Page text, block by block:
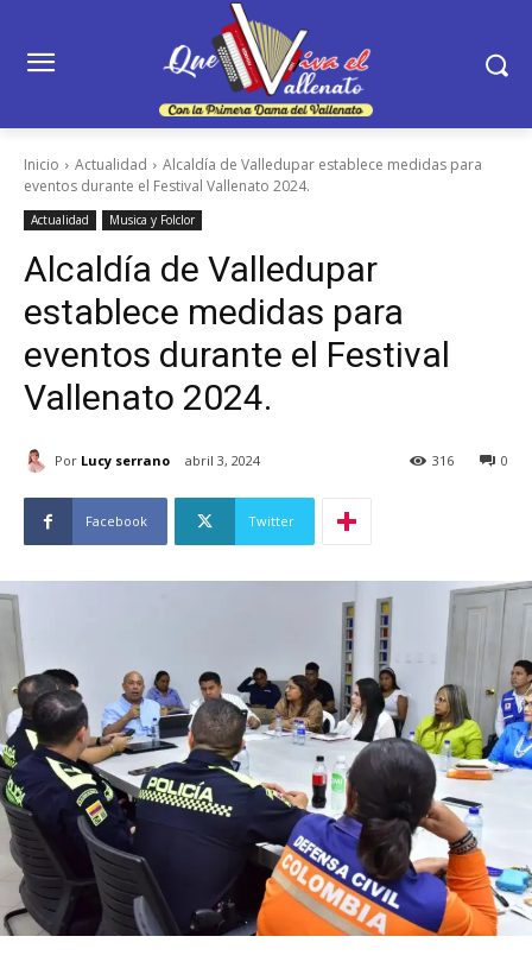
Inicio Actualidad
Alcaldía de Valledupar establece medidas para
eventos durante el Festival Vallenato 2024.
Actualidad Musica y Folclor
Alcaldía de Valledupar
establece medidas para
eventos durante el Festival
Vallenato 2024.
Por Lucy serrano abril 3, 2024 0
316
Facebook Twitter